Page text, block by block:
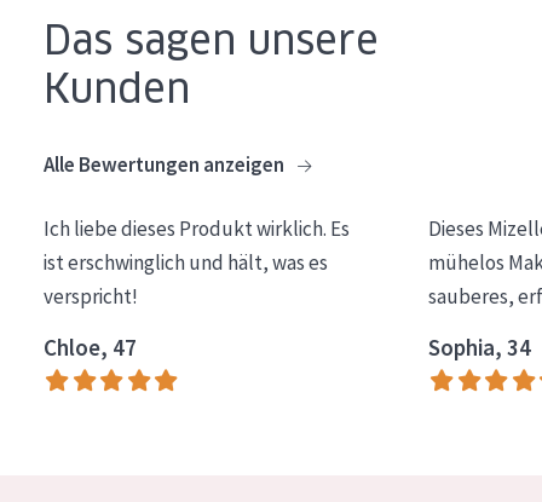
Nachtcreme
Augencreme
PRODUKTLINIE
Essentials
Lift+
Expert
Das sagen unsere
Kunden
Alle Bewertungen anzeigen
Ich liebe dieses Produkt wirklich. Es
ist erschwinglich und hält, was es
verspricht!
Chloe, 47
Dieses
mühelos
sauberes,
Sophia, 34